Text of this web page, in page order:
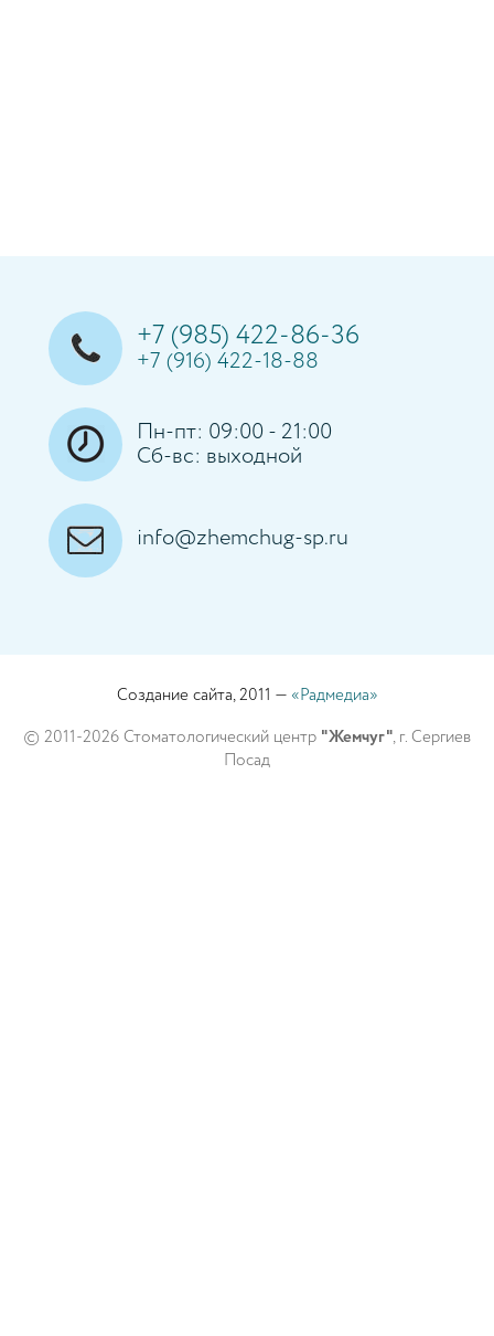
+7 (985) 422-86-36
+7 (916) 422-18-88
Пн-пт: 09:00 - 21:00
Сб-вс: выходной
info@zhemchug-sp.ru
Создание сайта, 2011 — «Радмедиа»
© 2011-2026 Стоматологический центр "Жемчуг", г. Сергиев
Посад